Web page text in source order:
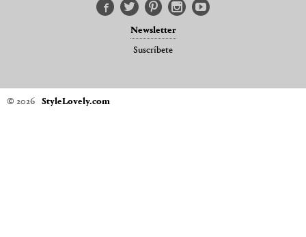
Newsletter
Suscríbete
© 2026 StyleLovely.com